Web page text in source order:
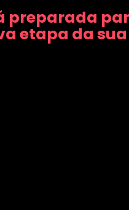
preparada
etapa da